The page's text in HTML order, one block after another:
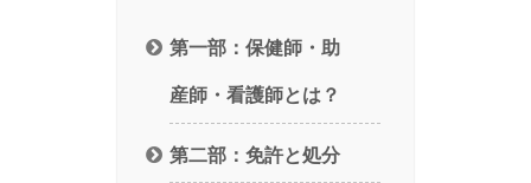
第一部：保健師・助
産師・看護師とは？
第二部：免許と処分